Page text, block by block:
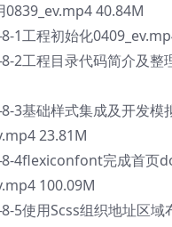
0839_ev.mp4 40.84M
1工程初始化
2工程目录代码简介及整
3基础样式集成及开发模
23.81M
4flexiconfont完成首页
100.09M
5使用Scss组织地址区域